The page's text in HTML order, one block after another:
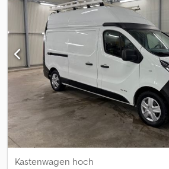
verstellbarer Ausleger, Gabelstapler: +
2018 + 8.884 Betriebsstunden + 46PS
endlos Drehgerät 360°, Typ 5-0122G-EU +
148cm (außen gemessen) + Gabellänge
230cm + Freihub - 160cm + Hubhöhe
Heizung und Schiebefenstern Dsdpsznxh
Beleuchtung + Kabinenschutzgitter +
Kommunalgerät aus 1. Hand Alle neu
Email erhalten – melden Sie sich bei
Irrtümer und Schreibfehler möglich,
vorbehalten!
Kastenwagen hoch